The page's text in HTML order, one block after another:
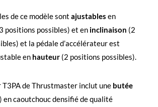
de ce modèle sont ajustables en
positions possibles) et en inclinaison (2
et la pédale d’accélérateur est
en hauteur (2 positions possibles).
T3PA de Thrustmaster inclut une butée
en caoutchouc densifié de qualité